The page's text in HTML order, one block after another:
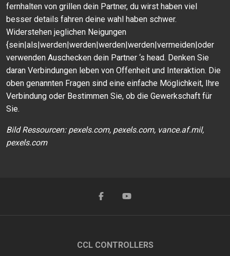
fernhalten von grillen dein Partner, du wirst haben viel
besser details fahren deine wahl haben schwer.
Widerstehen jeglichen Neigungen
{sein|als|werden|werden|werden|werden|vermeiden|oder
verwenden Auschecken dein Partner ‘s head. Denken Sie
daran Verbindungen leben von Offenheit und Interaktion. Die
oben genannten Fragen sind eine einfache Möglichkeit, Ihre
Verbindung oder Bestimmen Sie, ob die Gewerkschaft für
Sie.
Bild Ressourcen: pexels.com, pexels.com, vance.af.mil,
pexels.com
CCL CONTROLLERS